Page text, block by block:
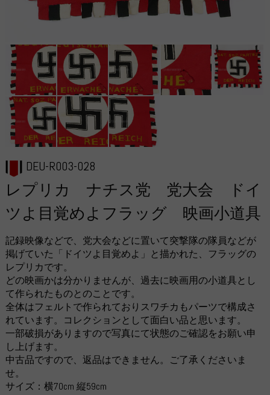
DEU-R003-028
レプリカ ナチス党 党大会 ドイ
ツよ目覚めよフラッグ 映画小道具
記録映像などで、党大会などに置いて突撃隊の隊員などが
掲げていた「ドイツよ目覚めよ」と描かれた、フラッグの
レプリカです。
どの映画かは分かりませんが、過去に映画用の小道具とし
て作られたものとのことです。
全体はフェルトで作られておりスワチカもパーツで構成さ
れています。コレクションとして面白い品と思います。
一部破損がありますので写真にて状態のご確認をお願い申
し上げます。
中古品ですので、返品はできません。ご了承くださいま
せ。
サイズ：横70cm 縦59cm